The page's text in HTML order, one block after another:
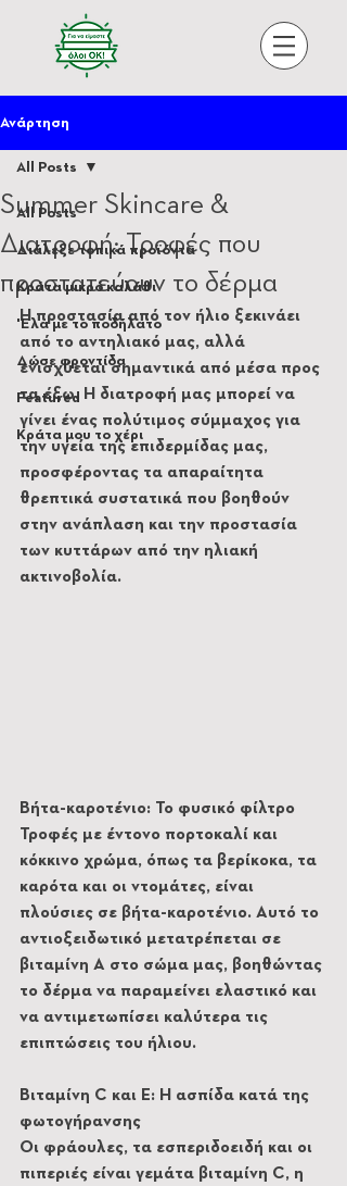
Ανάρτηση
All Posts
Διάλεξε τοπικά προϊόντα
Κράτα μικρό καλάθι
'Ελα με το ποδήλατο
Δώσε φροντίδα
Featured
Κράτα μου το χέρι
All Posts
Summer Skincare &
Διατροφή: Τροφές που
προστατεύουν το δέρμα
Η προστασία από τον ήλιο ξεκινάει
από το αντηλιακό μας, αλλά
ενισχύεται σημαντικά από μέσα προς
τα έξω. Η διατροφή μας μπορεί να
γίνει ένας πολύτιμος σύμμαχος για
την υγεία της επιδερμίδας μας,
προσφέροντας τα απαραίτητα
θρεπτικά συστατικά που βοηθούν
στην ανάπλαση και την προστασία
των κυττάρων από την ηλιακή
ακτινοβολία.
Βήτα-καροτένιο: Το φυσικό φίλτρο
Τροφές με έντονο πορτοκαλί και
κόκκινο χρώμα, όπως τα βερίκοκα, τα
καρότα και οι ντομάτες, είναι
πλούσιες σε βήτα-καροτένιο. Αυτό το
αντιοξειδωτικό μετατρέπεται σε
βιταμίνη Α στο σώμα μας, βοηθώντας
το δέρμα να παραμείνει ελαστικό και
να αντιμετωπίσει καλύτερα τις
επιπτώσεις του ήλιου.
Βιταμίνη C και Ε: Η ασπίδα κατά της
φωτογήρανσης
Οι φράουλες, τα εσπεριδοειδή και οι
πιπεριές είναι γεμάτα βιταμίνη C, η